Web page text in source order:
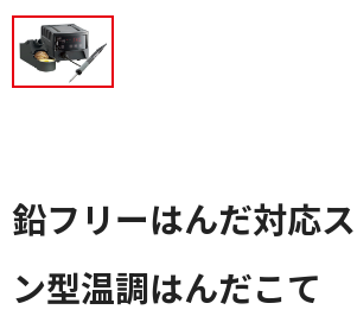
鉛フリーはんだ対応
ン型温調はんだこて